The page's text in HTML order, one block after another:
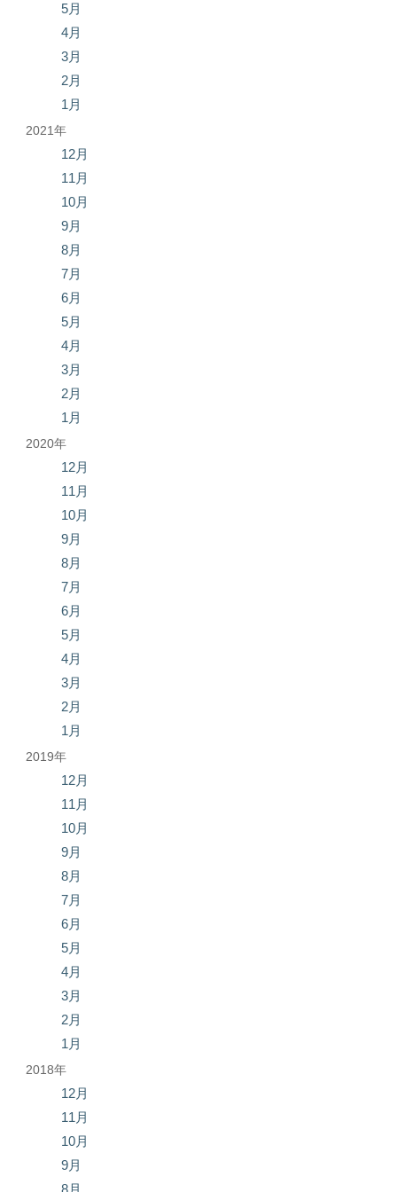
5月
4月
3月
2月
1月
2021年
12月
11月
10月
9月
8月
7月
6月
5月
4月
3月
2月
1月
2020年
12月
11月
10月
9月
8月
7月
6月
5月
4月
3月
2月
1月
2019年
12月
11月
10月
9月
8月
7月
6月
5月
4月
3月
2月
1月
2018年
12月
11月
10月
9月